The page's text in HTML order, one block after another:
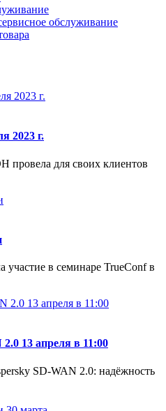
обслуживание
2023 г.
для своих клиентов
в семинаре TrueConf в
13 апреля в 11:00
SD-WAN 2.0: надёжность